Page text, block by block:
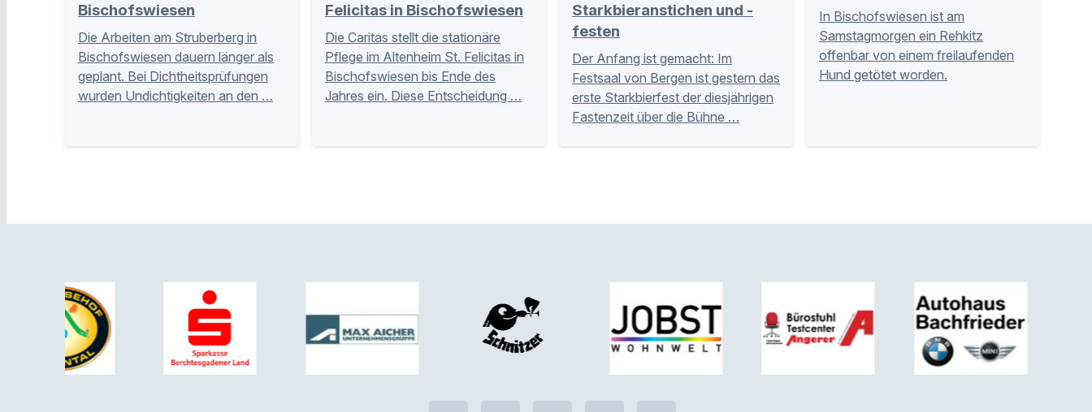
Bischofswiesen
Die Arbeiten am Struberberg in
Bischofswiesen dauern länger als
geplant. Bei Dichtheitsprüfungen
wurden Undichtigkeiten an den …
Felicitas in Bischofswiesen
Die Caritas stellt die stationäre
Pflege im Altenheim St. Felicitas in
Bischofswiesen bis Ende des
Jahres ein. Diese Entscheidung …
Starkbieranstichen und -
festen
Der Anfang ist gemacht: Im
Festsaal von Bergen ist gestern das
erste Starkbierfest der diesjährigen
Fastenzeit über die Bühne …
In Bischofswiesen ist am
Samstagmorgen ein Rehkitz
offenbar von einem freilaufenden
Hund getötet worden.